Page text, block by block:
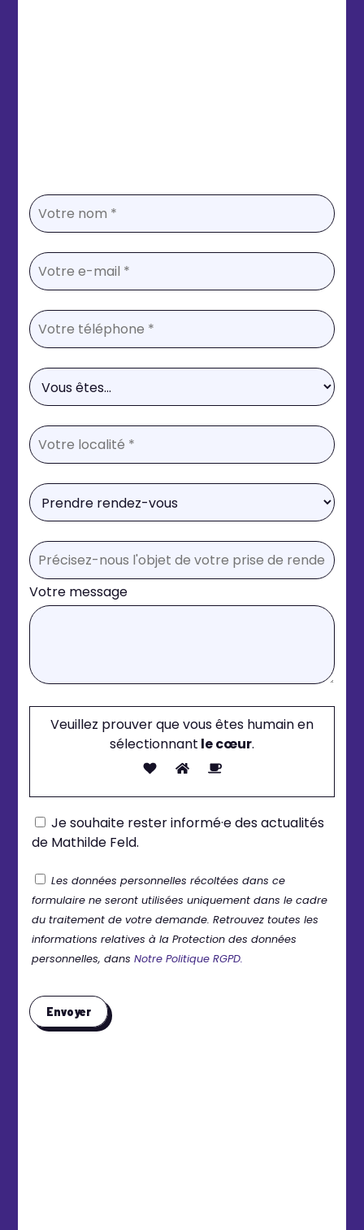
Votre message
Veuillez prouver que vous êtes humain en
sélectionnant le cœur.
Je souhaite rester informé·e des actualités
de Mathilde Feld.
Les données personnelles récoltées dans ce
formulaire ne seront utilisées uniquement dans le cadre
du traitement de votre demande. Retrouvez toutes les
informations relatives à la Protection des données
personnelles, dansNotre Politique RGPD.